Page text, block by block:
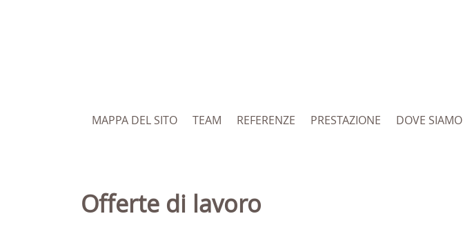
MAPPA DEL SITO TEAM REFERENZE PRESTAZIONE DOVE SIAMO
Offerte di lavoro